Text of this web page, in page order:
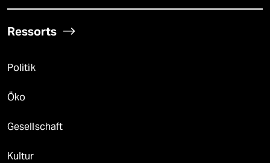
Ressorts
Politik
Öko
Gesellschaft
Kultur